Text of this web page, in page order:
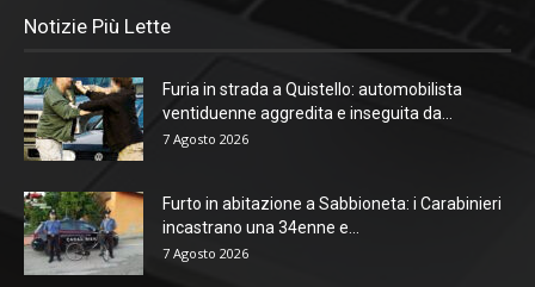
Notizie Più Lette
Furia in strada a Quistello: automobilista
ventiduenne aggredita e inseguita da...
7 Agosto 2026
Furto in abitazione a Sabbioneta: i Carabinieri
incastrano una 34enne e...
7 Agosto 2026